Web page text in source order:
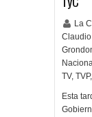
La
TV, TVP,
Esta